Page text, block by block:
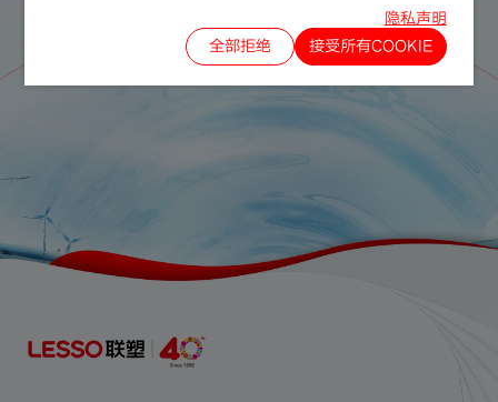
隐私声明
全部拒绝
接受所有COOKIE